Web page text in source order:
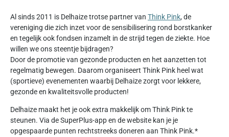
Al sinds 2011 is Delhaize trotse partner van Think Pink, de
vereniging die zich inzet voor de sensibilisering rond borstkanker
en tegelijk ook fondsen inzamelt in de strijd tegen de ziekte. Hoe
willen we ons steentje bijdragen?
Door de promotie van gezonde producten en het aanzetten tot
regelmatig bewegen. Daarom organiseert Think Pink heel wat
(sportieve) evenementen waarbij Delhaize zorgt voor lekkere,
gezonde en kwaliteitsvolle producten!
Delhaize maakt het je ook extra makkelijk om Think Pink te
steunen. Via de SuperPlus-app en de website kan je je
opgespaarde punten rechtstreeks doneren aan Think Pink.*